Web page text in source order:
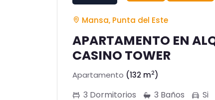
Mansa, Punta del Este
APARTAMENTO EN
CASINO TOWER
Apartamento (132 m2)
3 Dormitorios 3 Baños Si